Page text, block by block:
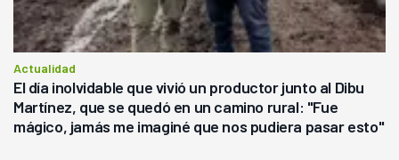
Actualidad
El día inolvidable que vivió un productor junto al Dibu
Martínez, que se quedó en un camino rural: "Fue
mágico, jamás me imaginé que nos pudiera pasar esto"